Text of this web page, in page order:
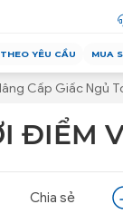
YÊU CẦU MUA
Cấp Giấc Ngủ
ĐIỂM
Chia sẻ